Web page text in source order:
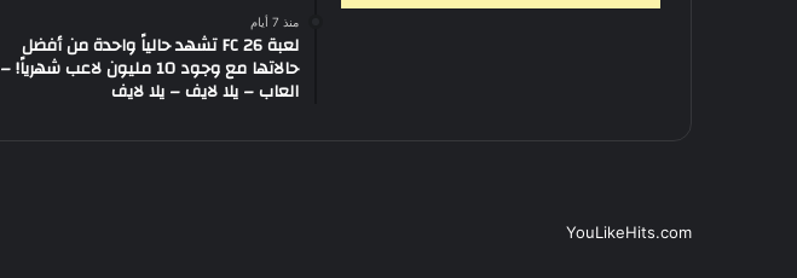
منذ 7 أيام
لعبة FC 26 تشهد حالياً واحدة من أفضل
حالاتها مع وجود 10 مليون لاعب شهرياً! –
العاب – يلا لايف – يلا لايف
YouLikeHits.com